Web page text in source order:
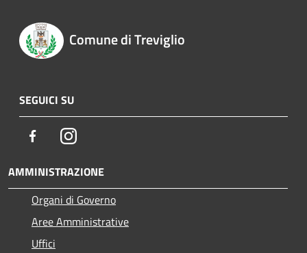
Comune di Treviglio
SEGUICI SU
FacebookInstagram
AMMINISTRAZIONE
Organi di Governo
Aree Amministrative
Uffici